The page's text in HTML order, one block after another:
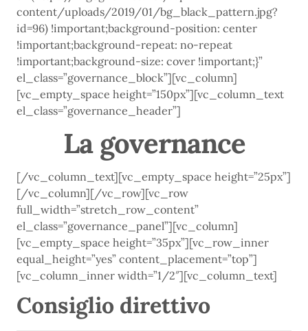
content/uploads/2019/01/bg_black_pattern.jpg?
id=96) !important;background-position: center
!important;background-repeat: no-repeat
!important;background-size: cover !important;}”
el_class=”governance_block”][vc_column]
[vc_empty_space height=”150px”][vc_column_text
el_class=”governance_header”]
La governance
[/vc_column_text][vc_empty_space height=”25px”]
[/vc_column][/vc_row][vc_row
full_width=”stretch_row_content”
el_class=”governance_panel”][vc_column]
[vc_empty_space height=”35px”][vc_row_inner
equal_height=”yes” content_placement=”top”]
[vc_column_inner width=”1/2″][vc_column_text]
Consiglio direttivo